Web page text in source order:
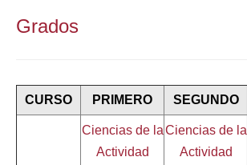
Grados
CURSO PRIMERO SEGUNDO
Ciencias de la
Actividad
Ciencias de la
Actividad